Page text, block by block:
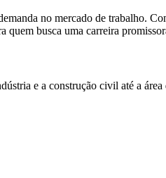
no mercado de trabalho.
busca uma carreira
e a construção civil até a